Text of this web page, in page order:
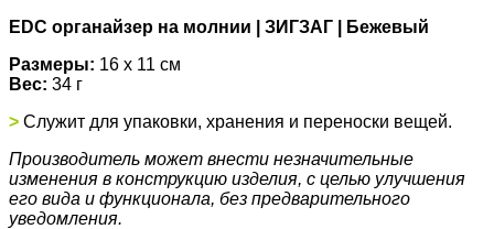
EDC органайзер на молнии | ЗИГЗАГ | Бежевый
Размеры: 16 х 11 см
Вес: 34 г
> Служит для упаковки, хранения и переноски вещей.
Производитель может внести незначительные
изменения в конструкцию изделия, с целью улучшения
его вида и функционала, без предварительного
уведомления.